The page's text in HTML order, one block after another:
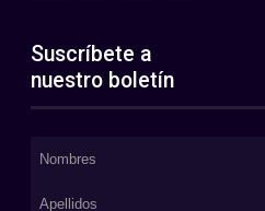
Suscríbete a
nuestro boletín